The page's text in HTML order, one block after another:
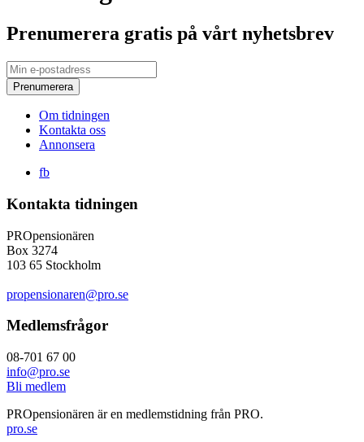
Prenumerera gratis på vårt nyhetsbrev
Om tidningen
Kontakta oss
Annonsera
fb
Kontakta tidningen
PROpensionären
Box 3274
103 65 Stockholm
propensionaren@pro.se
Medlemsfrågor
08-701 67 00
info@pro.se
Bli medlem
PROpensionären är en medlemstidning från PRO.
pro.se